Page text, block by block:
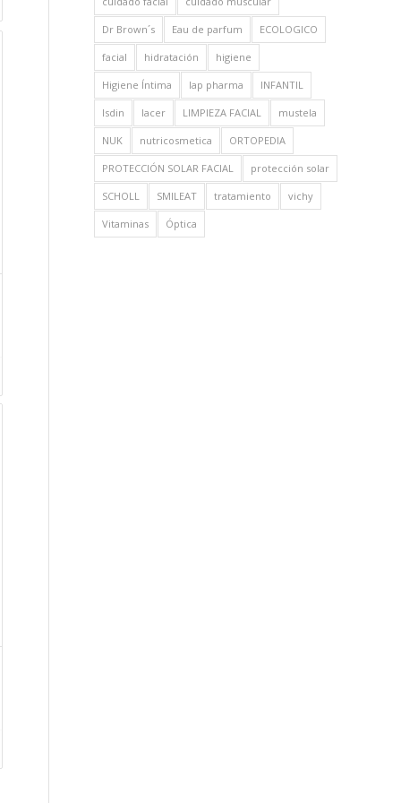
Dr Brown´s Eau de parfum ECOLOGICO
facial hidratación higiene
Higiene Íntima Iap pharma INFANTIL
Isdin lacer LIMPIEZA FACIAL mustela
NUK nutricosmetica ORTOPEDIA
PROTECCIÓN SOLAR FACIAL protección solar
SCHOLL SMILEAT tratamiento vichy
Vitaminas Óptica